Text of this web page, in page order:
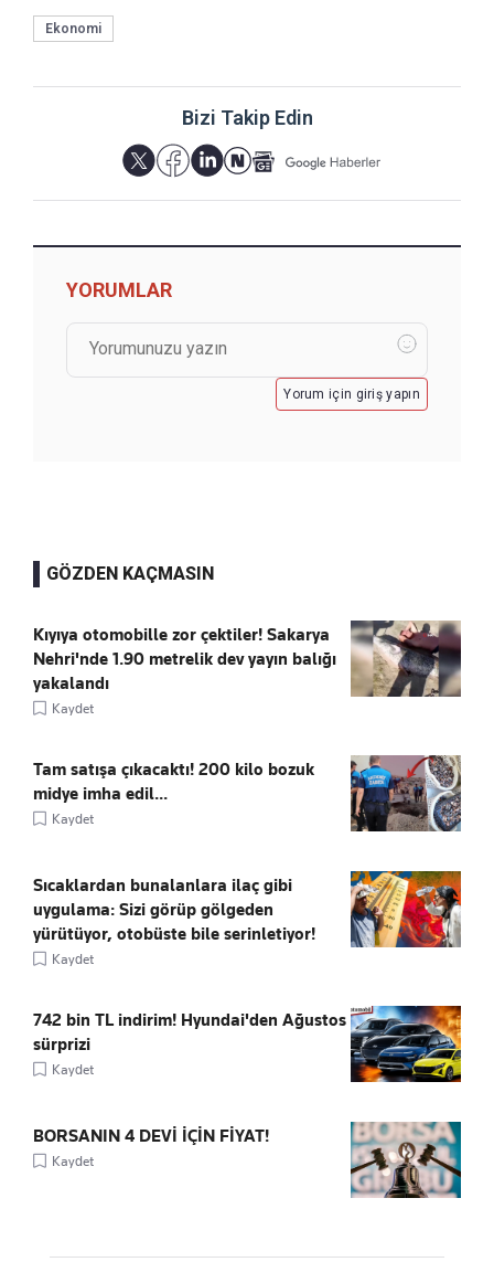
Ekonomi
Bizi Takip Edin
YORUMLAR
Yorum için giriş yapın
GÖZDEN KAÇMASIN
Kıyıya otomobille zor çektiler! Sakarya
Nehri'nde 1.90 metrelik dev yayın balığı
yakalandı
Kaydet
Tam satışa çıkacaktı! 200 kilo bozuk
midye imha edil...
Kaydet
Sıcaklardan bunalanlara ilaç gibi
uygulama: Sizi görüp gölgeden
yürütüyor, otobüste bile serinletiyor!
Kaydet
742 bin TL indirim! Hyundai'den Ağustos
sürprizi
Kaydet
BORSANIN 4 DEVİ İÇİN FİYAT!
Kaydet